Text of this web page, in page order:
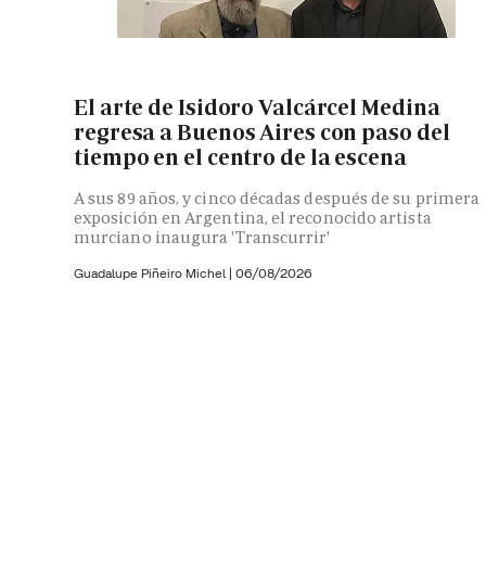
El arte de Isidoro Valcárcel Medina
regresa a Buenos Aires con paso del
tiempo en el centro de la escena
A sus 89 años, y cinco décadas después de su primera
exposición en Argentina, el reconocido artista
murciano inaugura 'Transcurrir'
Guadalupe Piñeiro Michel | 06/08/2026